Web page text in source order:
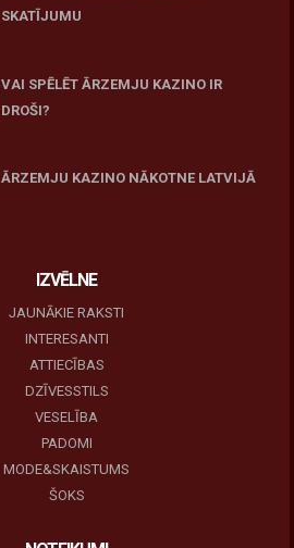
SKATĪJUMU
VAI SPĒLĒT ĀRZEMJU KAZINO IR
DROŠI?
ĀRZEMJU KAZINO NĀKOTNE LATVIJĀ
IZVĒLNE
JAUNĀKIE RAKSTI
INTERESANTI
ATTIECĪBAS
DZĪVESSTILS
VESELĪBA
PADOMI
MODE&SKAISTUMS
ŠOKS